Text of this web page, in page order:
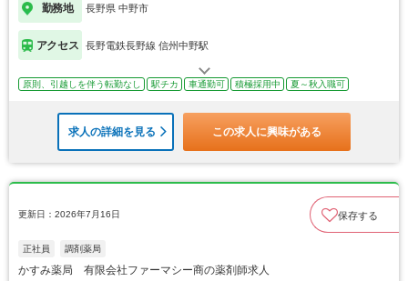
勤務地 長野県 中野市
アクセス 長野電鉄長野線 信州中野駅
原則、引越しを伴う転勤なし 駅チカ 車通勤可 積極採用中 夏～秋入職可
求人の詳細を見る この求人に興味がある
更新日：2026年7月16日 保存する
正社員 調剤薬局
かすみ薬局 有限会社ファーマシー商の薬剤師求人